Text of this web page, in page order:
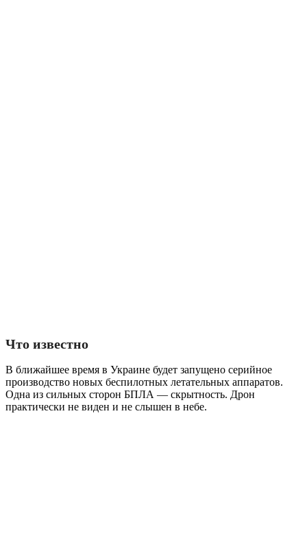
Что известно
В ближайшее время в Украине будет запущено серийное
производство новых беспилотных летательных аппаратов.
Одна из сильных сторон БПЛА — скрытность. Дрон
практически не виден и не слышен в небе.